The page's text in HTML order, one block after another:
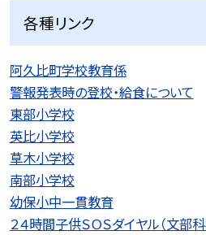
各種リンク
阿久比町学校教育係
警報発表時の登校・給食について
東部小学校
英比小学校
草木小学校
南部小学校
幼保小中一貫教育
２４時間子供ＳＯＳダイヤル（文部科